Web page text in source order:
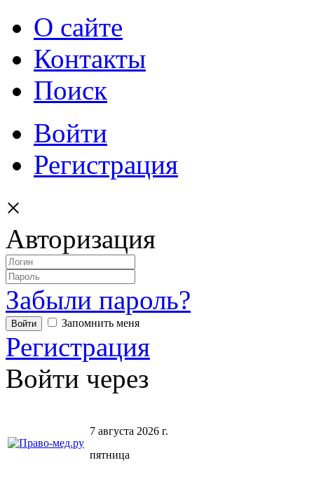
О сайте
Контакты
Поиск
Войти
Регистрация
×
Авторизация
Забыли пароль?
Запомнить меня
Регистрация
Войти через
7 августа 2026 г.
пятница